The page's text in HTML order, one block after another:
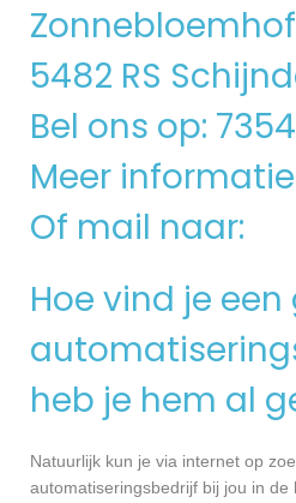
Zonnebloemhof
5482 RS
Bel ons op:
Meer
Of mail naar:
Hoe vind je een
heb je hem al
Natuurlijk kun je via internet op
automatiseringsbedrijf bij jou in